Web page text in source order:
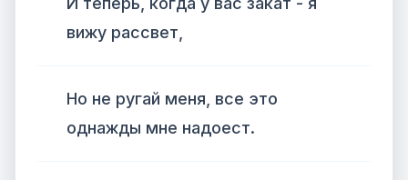
вижу рассвет,
Но не ругай меня, все это
однажды мне надоест.